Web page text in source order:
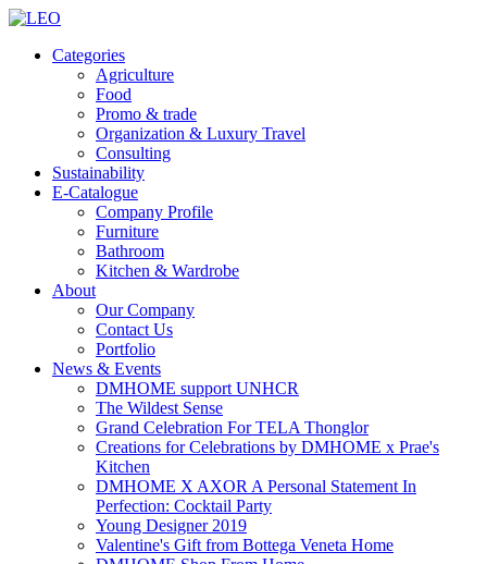
Categories
Agriculture
Food
Promo & trade
Organization & Luxury Travel
Consulting
Sustainability
E-Catalogue
Company Profile
Furniture
Bathroom
Kitchen & Wardrobe
About
Our Company
Contact Us
Portfolio
News & Events
DMHOME support UNHCR
The Wildest Sense
Grand Celebration For TELA Thonglor
Creations for Celebrations by DMHOME x Prae's
Kitchen
DMHOME X AXOR A Personal Statement In
Perfection: Cocktail Party
Young Designer 2019
Valentine's Gift from Bottega Veneta Home